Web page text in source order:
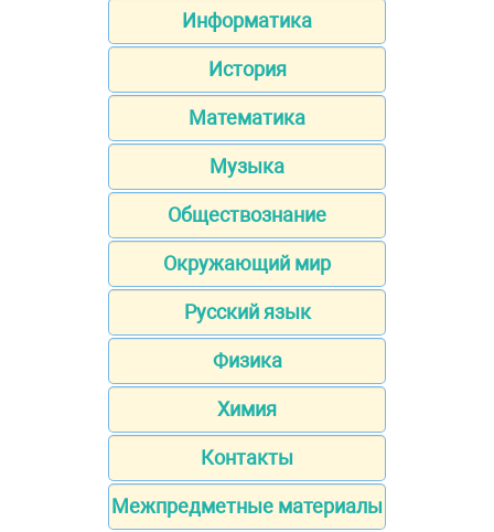
Информатика
История
Математика
Музыка
Обществознание
Окружающий мир
Русский язык
Физика
Химия
Контакты
Межпредметные материалы